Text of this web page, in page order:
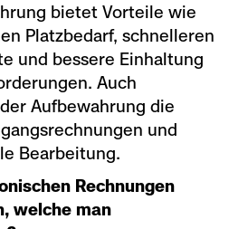
bietet Vorteile wie
Platzbedarf, schnelleren
und bessere Einhaltung
Auch
Aufbewahrung die
und
Bearbeitung.
Rechnungen
welche man